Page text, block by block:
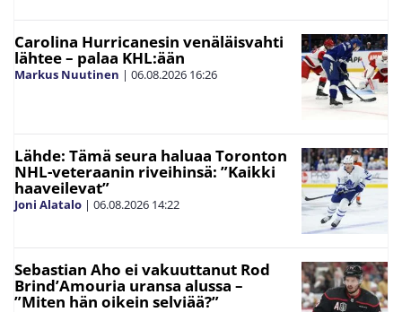
Carolina Hurricanesin venäläisvahti
lähtee – palaa KHL:ään
Markus Nuutinen | 06.08.2026 16:26
Lähde: Tämä seura haluaa Toronton
NHL-veteraanin riveihinsä: ”Kaikki
haaveilevat”
Joni Alatalo | 06.08.2026 14:22
Sebastian Aho ei vakuuttanut Rod
Brind’Amouria uransa alussa –
”Miten hän oikein selviää?”